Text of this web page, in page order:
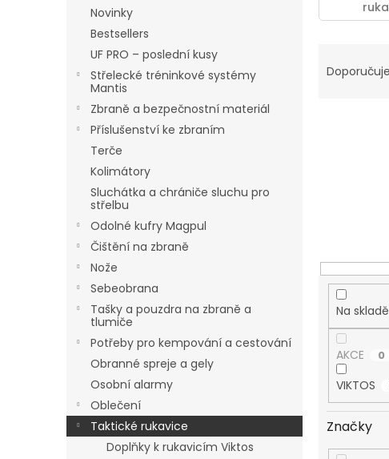
Novinky
Bestsellers
UF PRO – poslední kusy
Střelecké tréninkové systémy
Mantis
Zbraně a bezpečnostní materiál
Příslušenství ke zbraním
Terče
Kolimátory
Sluchátka a chrániče sluchu pro
střelbu
Odolné kufry Magpul
Čištění na zbraně
Nože
Sebeobrana
Tašky a pouzdra na zbraně a
tlumiče
Potřeby pro kempování a cestování
Obranné spreje a gely
Osobní alarmy
Oblečení
Taktické rukavice
Doplňky k rukavicím Viktos
a
t
ů
Na skladě
AKCE 0
VIKTOS
Značky